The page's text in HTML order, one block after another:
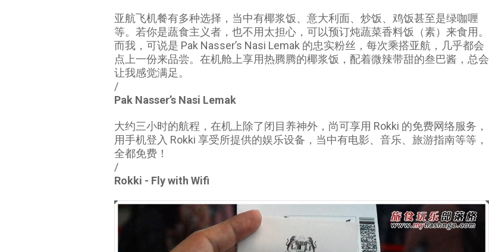
亚航飞机餐有多种选择，当中有椰浆饭、意大利面、炒饭、鸡饭甚至是绿咖喱
等。若你是蔬食主义者，也不用太担心，可以预订炖蔬菜香料饭（素）来食用。
而我，可说是 Pak Nasser’s Nasi Lemak 的忠实粉丝，每次乘搭亚航，几乎都会
点上一份来品尝。在机舱上享用热腾腾的椰浆饭，配着微辣带甜的叁巴酱，总会
让我感觉满足。
/
Pak Nasser’s Nasi Lemak
大约三小时的航程，在机上除了闭目养神外，尚可享用 Rokki 的免费网络服务，
用手机登入 Rokki 享受所提供的娱乐设备，当中有电影、音乐、旅游指南等等，
全都免费！
/
Rokki - Fly with Wifi